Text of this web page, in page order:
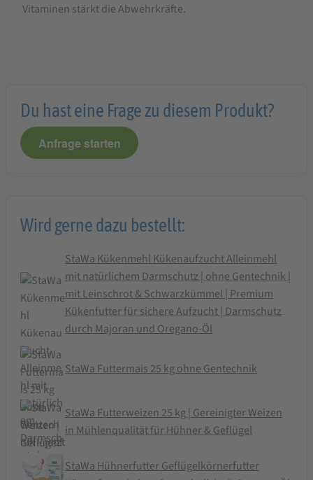
Vitaminen stärkt die Abwehrkräfte.
Du hast eine Frage zu diesem Produkt?
Anfrage starten
Wird gerne dazu bestellt:
StaWa Kükenmehl Kükenaufzucht Alleinmehl
mit natürlichem Darmschutz | ohne Gentechnik |
mit Leinschrot & Schwarzkümmel | Premium
Kükenfutter für sichere Aufzucht | Darmschutz
durch Majoran und Oregano-Öl
StaWa Futtermais 25 kg ohne Gentechnik
StaWa Futterweizen 25 kg | Gereinigter Weizen
in Mühlenqualität für Hühner & Geflügel
StaWa Hühnerfutter Geflügelkörnerfutter